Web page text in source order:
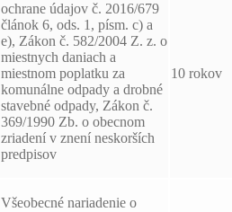
ochrane údajov č. 2016/679
článok 6, ods. 1, písm. c) a
e), Zákon č. 582/2004 Z. z. o
miestnych daniach a
miestnom poplatku za
komunálne odpady a drobné
stavebné odpady, Zákon č.
369/1990 Zb. o obecnom
zriadení v znení neskorších
predpisov
10 rokov
Všeobecné nariadenie o